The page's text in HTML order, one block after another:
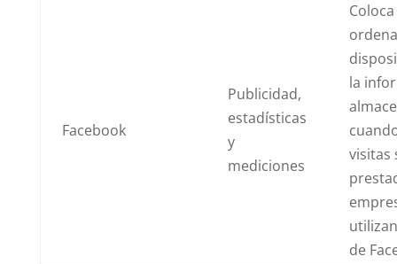
Facebook
Publicidad,
estadísticas
y
mediciones
la
visitas
de